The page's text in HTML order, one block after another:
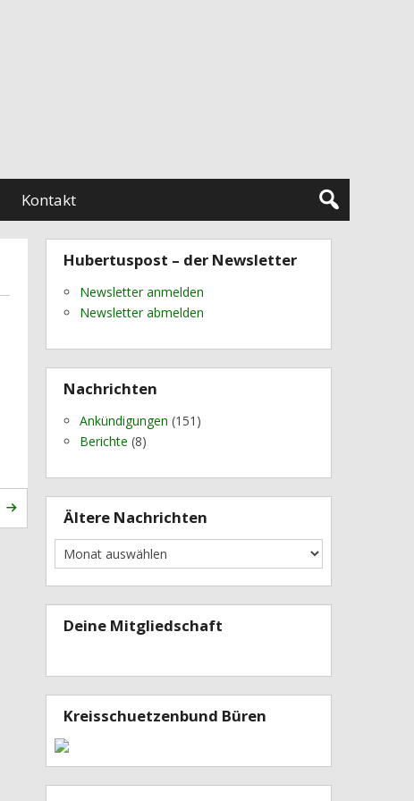
Kontakt
Hubertuspost – der Newsletter
Newsletter anmelden
Newsletter abmelden
Nachrichten
Ankündigungen (151)
Berichte (8)
Ältere Nachrichten
Deine Mitgliedschaft
Kreisschuetzenbund Büren